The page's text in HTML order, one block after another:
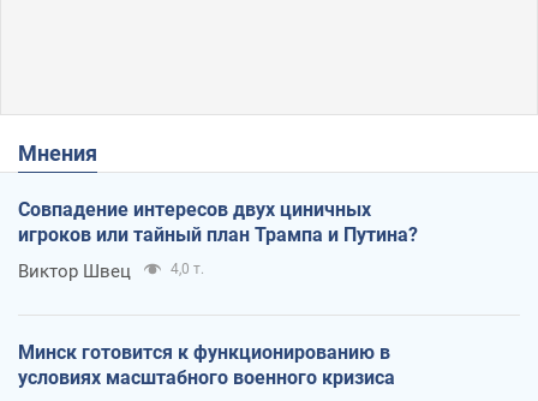
Мнения
Совпадение интересов двух циничных
игроков или тайный план Трампа и Путина?
Виктор Швец 4,0 т.
Минск готовится к функционированию в
условиях масштабного военного кризиса